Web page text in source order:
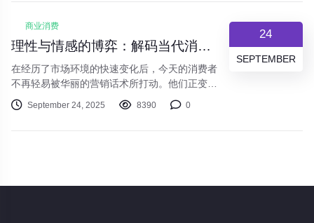
在兴起：“价值驱动型”消费。这并非意味着单纯
的“省钱”或“不消费”，而是一场关于如何更聪
24
SEPTEMBER
商业消费
理性与情感的博弈：解码当代消费者的“精明式”消费新趋势
在经历了市场环境的快速变化后，今天的消费者
不再轻易被华丽的营销话术所打动。他们正变得
更加复杂、精明，且充满矛盾。一种全新的消费
行为模式——“精明式”消费，正成为主导市场的
September 24, 2025 8390 0